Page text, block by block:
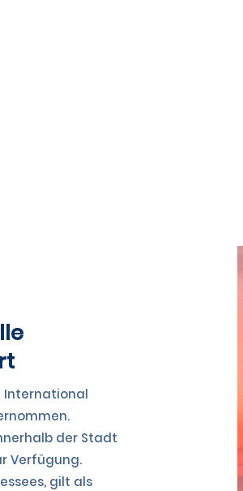
International
der Stadt
Verfügung.
gilt als